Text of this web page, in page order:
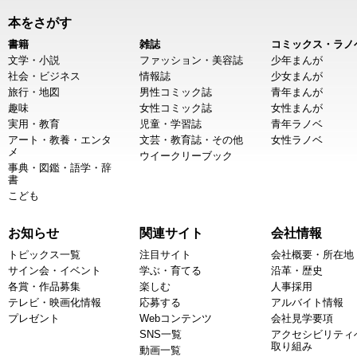
本をさがす
書籍
文学・小説
社会・ビジネス
旅行・地図
趣味
実用・教育
アート・教養・エンタ
メ
事典・図鑑・語学・辞
書
こども
雑誌
ファッション・美容誌
情報誌
男性コミック誌
女性コミック誌
児童・学習誌
文芸・教育誌・その他
ウイークリーブック
コミックス・ラノ
少年まんが
少女まんが
青年まんが
女性まんが
青年ラノベ
女性ラノベ
お知らせ
トピックス一覧
サイン会・イベント
各賞・作品募集
テレビ・映画化情報
プレゼント
関連サイト
注目サイト
学ぶ・育てる
楽しむ
応募する
Webコンテンツ
SNS一覧
動画一覧
会社情報
会社概要・所在地
沿革・歴史
人事採用
アルバイト情報
会社見学要項
アクセシビリティ
取り組み